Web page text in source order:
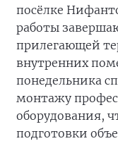
посёлке
работы
прилегающей
внутренних
понедельника
монтажу
оборудования,
подготовки